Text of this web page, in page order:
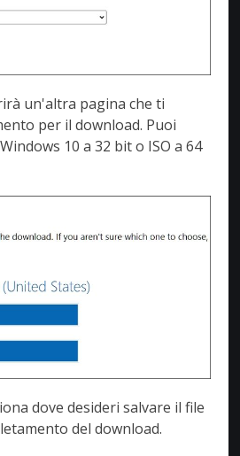
un'altra pagina che ti
per il download. Puoi
10 a 32 bit o ISO a 64
dove desideri salvare il file
del download.